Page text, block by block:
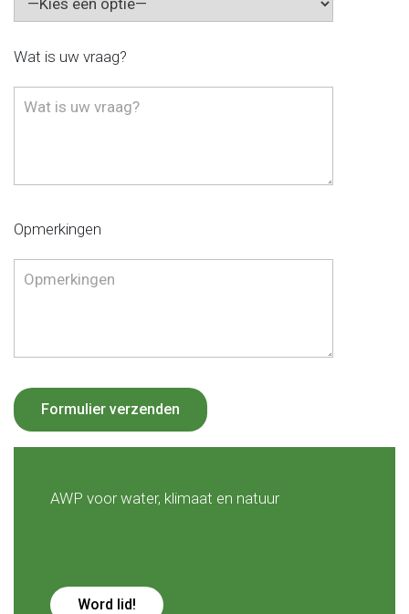
Wat is uw vraag?
Opmerkingen
Formulier verzenden
AWP voor water, klimaat en natuur
Word lid!